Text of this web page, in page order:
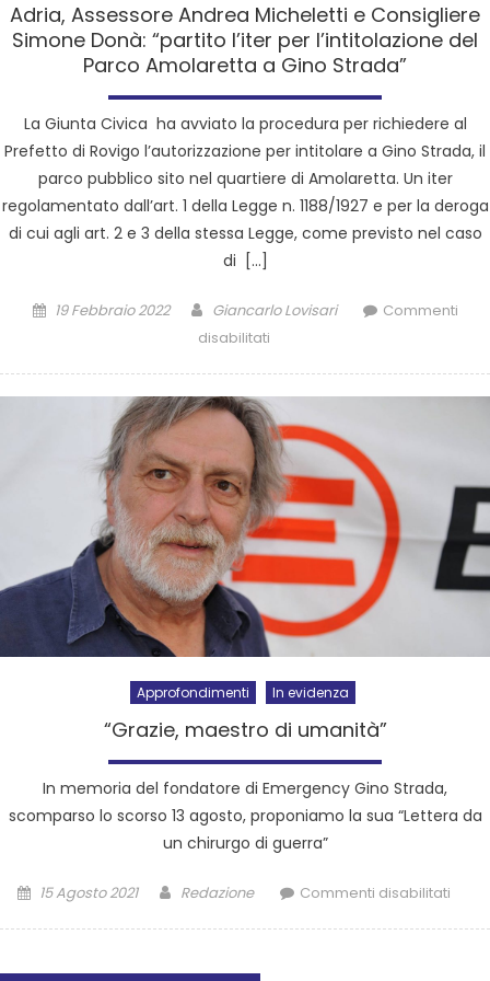
Adria, Assessore Andrea Micheletti e Consigliere
Simone Donà: “partito l’iter per l’intitolazione del
Parco Amolaretta a Gino Strada”
La Giunta Civica ha avviato la procedura per richiedere al
Prefetto di Rovigo l’autorizzazione per intitolare a Gino Strada, il
parco pubblico sito nel quartiere di Amolaretta. Un iter
regolamentato dall’art. 1 della Legge n. 1188/1927 e per la deroga
di cui agli art. 2 e 3 della stessa Legge, come previsto nel caso
di […]
19 Febbraio 2022 Giancarlo Lovisari
Commenti
disabilitati
Approfondimenti In evidenza
“Grazie, maestro di umanità”
In memoria del fondatore di Emergency Gino Strada,
scomparso lo scorso 13 agosto, proponiamo la sua “Lettera da
un chirurgo di guerra”
15 Agosto 2021 Redazione Commenti disabilitati